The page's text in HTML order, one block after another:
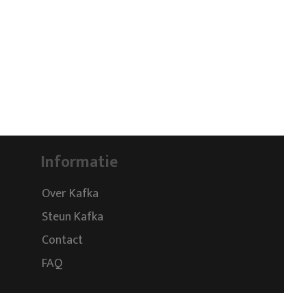
Informatie
Over Kafka
Steun Kafka
Contact
FAQ